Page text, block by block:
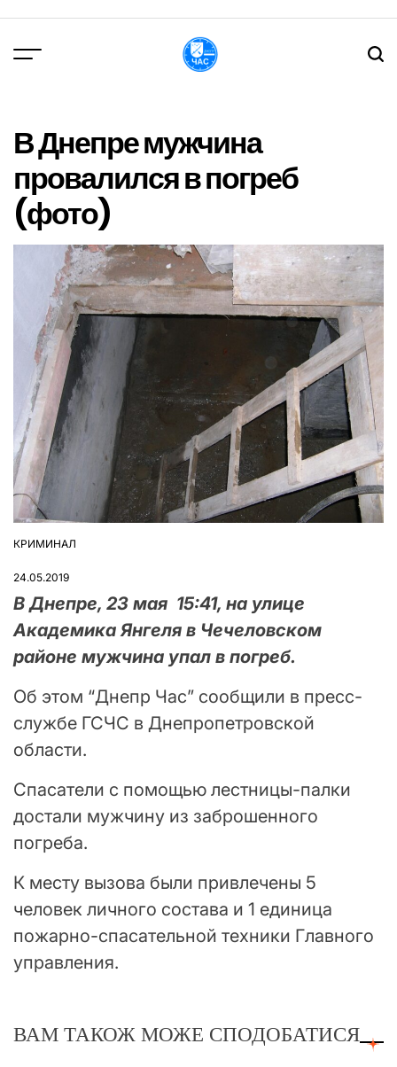
вмісту
В Днепре мужчина
провалился в погреб
(фото)
ОПУБЛІКУВАТИ
КРИМИНАЛ
24.05.2019
В Днепре, 23 мая 15:41, на улице
Академика Янгеля в Чечеловском
районе мужчина упал в погреб.
Об этом “Днепр Час” сообщили в пресс-
службе ГСЧС в Днепропетровской
области.
Спасатели с помощью лестницы-палки
достали мужчину из заброшенного
погреба.
К месту вызова были привлечены 5
человек личного состава и 1 единица
пожарно-спасательной техники Главного
управления.
ВАМ ТАКОЖ МОЖЕ СПОДОБАТИСЯ